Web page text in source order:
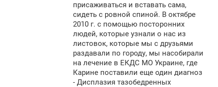
присаживаться и вставать сама,
сидеть с ровной спиной. В октябре
2010 г. с помощью посторонних
людей, которые узнали о нас из
листовок, которые мы с друзьями
раздавали по городу, мы насобирали
на лечение в ЕКДС МО Украине, где
Карине поставили еще один диагноз
- Дисплазия тазобедренных